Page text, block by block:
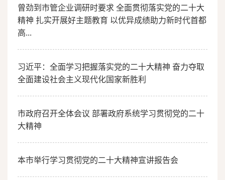
曾劲到市管企业调研时要求 全面贯彻落实党的二十大
精神 扎实开展好主题教育 以优异成绩助力新时代首都
高...
习近平：全面学习把握落实党的二十大精神 奋力夺取
全面建设社会主义现代化国家新胜利
市政府召开全体会议 部署政府系统学习贯彻党的二十
大精神
本市举行学习贯彻党的二十大精神宣讲报告会